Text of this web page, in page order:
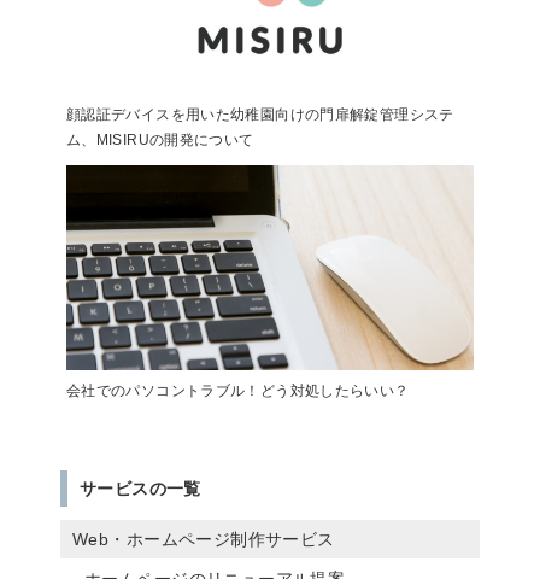
顔認証デバイスを用いた幼稚園向けの門扉解錠管理システ
ム、MISIRUの開発について
会社でのパソコントラブル！どう対処したらいい？
サービスの一覧
Web・ホームページ制作サービス